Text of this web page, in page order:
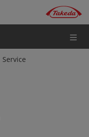
Service